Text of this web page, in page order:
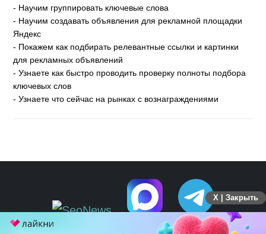
- Научим группировать ключевые слова
- Научим создавать объявления для рекламной площадки
Яндекс
- Покажем как подбирать релевантные ссылки и картинки
для рекламных объявлений
- Узнаете как быстро проводить проверку полноты подбора
ключевых слов
- Узнаете что сейчас на рынках с вознаграждениями
X | Закрыть
ПЕРЕЙТИ НА ПОЛНУЮ ВЕРСИЮ